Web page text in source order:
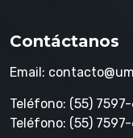
Contáctanos
Email:
Teléfono: (55) 7597-
Teléfono: (55) 7597-